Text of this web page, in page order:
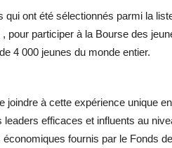
ont été sélectionnés parmi la
pour participer à la Bourse des
4 000 jeunes du monde entier.
à cette expérience unique
efficaces et influents au
fournis par le Fonds